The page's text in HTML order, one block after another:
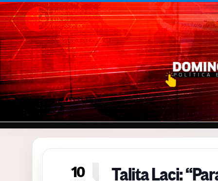
Pular para o conteúdo
10 Talita Laci: